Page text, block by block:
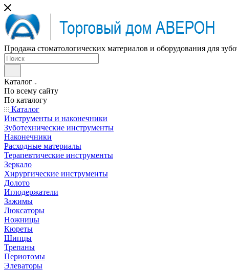
Продажа стоматологических материалов и оборудования для
Каталог
По всему сайту
По каталогу
Каталог
Инструменты и наконечники
Зуботехнические инструменты
Наконечники
Расходные материалы
Терапевтические инструменты
Зеркало
Хирургические инструменты
Долото
Иглодержатели
Зажимы
Люксаторы
Ножницы
Кюреты
Шипцы
Трепаны
Периотомы
Элеваторы